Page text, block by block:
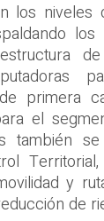
los niveles
primera
el
también
y
de